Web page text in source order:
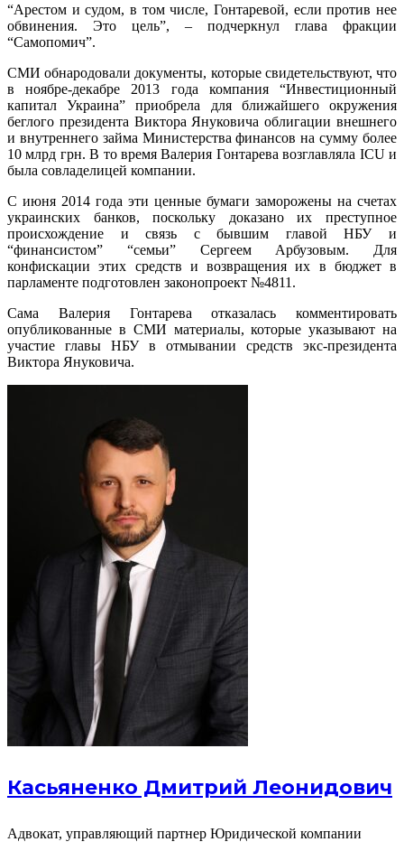
“Арестом и судом, в том числе, Гонтаревой, если против нее
обвинения. Это цель”, – подчеркнул глава фракции
“Самопомич”.
СМИ обнародовали документы, которые свидетельствуют, что
в ноябре-декабре 2013 года компания “Инвестиционный
капитал Украина” приобрела для ближайшего окружения
беглого президента Виктора Януковича облигации внешнего
и внутреннего займа Министерства финансов на сумму более
10 млрд грн. В то время Валерия Гонтарева возглавляла ICU и
была совладелицей компании.
С июня 2014 года эти ценные бумаги заморожены на счетах
украинских банков, поскольку доказано их преступное
происхождение и связь с бывшим главой НБУ и
“финансистом” “семьи” Сергеем Арбузовым. Для
конфискации этих средств и возвращения их в бюджет в
парламенте подготовлен законопроект №4811.
Сама Валерия Гонтарева отказалась комментировать
опубликованные в СМИ материалы, которые указывают на
участие главы НБУ в отмывании средств экс-президента
Виктора Януковича.
Касьяненко Дмитрий Леонидович
Адвокат, управляющий партнер Юридической компании